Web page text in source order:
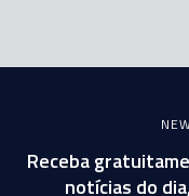
Receba
notícias do